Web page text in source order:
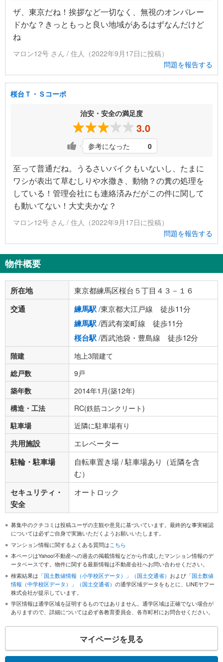
ザ、東京だね！挨拶など一切なく、無視のオンパレー
ドかな？きっともっと良い地域があるはずなんだけど
ね
マロン12号 さん / 住人（2022年9月17日に投稿）
問題を報告する
桜台Ｔ・Ｓコーポ
治安・安全の満足度
3.0
参考になった 0
至って普通だね。うるさいバイクもいないし、たまに
ワシが表出て草むしりや水撒き、動物？の糞の処理を
している！管理会社にも連絡済みだがこの件に関して
も動いてない！大丈夫かな？
マロン12号 さん / 住人（2022年9月17日に投稿）
問題を報告する
物件概要
所在地 東京都練馬区桜台５丁目４３－１６
交通 練馬駅/東京都大江戸線 徒歩11分
練馬駅/西武有楽町線 徒歩11分
桜台駅/西武池袋・豊島線 徒歩12分
階建
地上3階建て
総戸数
9戸
築年数
2014年1月(築12年)
構造・工法
RC(鉄筋コンクリート)
駐車場
近隣に駐車場有り
共用施設 エレベーター
駐輪・駐車場
自転車置き場 / 駐車場あり（近隣を含
む）
セキュリティ・
安全
オートロック
募集中のクチコミは投稿ユーザの主観や意見に基づいています。最終的な事実確認
については必ずご自身で実施いただくようお願いいたします。
マンション情報に関するよくある質問はこちら
本ページはYahoo!不動産への過去の掲載情報などから作成したマンション情報のデ
ータベースです。物件に関する最新情報は不動産会社へお問い合わせください。
検索結果は 「国土数値情報（小学校区データ）」（国土交通省） および 「国土数値
情報（中学校区データ）」（国土交通省） の通学区域データをもとに、LINEヤフー
株式会社が提示しています。
学区情報は通学区域を証明するものではありません。通学区域は正確でない場合が
ありますので、詳細については必ず各教育委員会、各市町村にお問合せください。
マイページを見る